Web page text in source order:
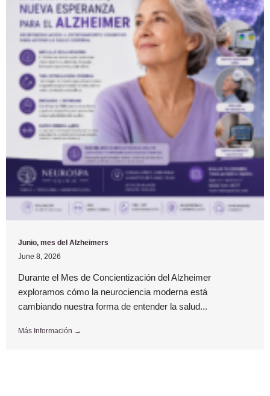
Junio, mes del Alzheimers
June 8, 2026
Durante el Mes de Concientización del Alzheimer
exploramos cómo la neurociencia moderna está
cambiando nuestra forma de entender la salud...
Más Información →